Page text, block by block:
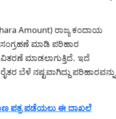
Amount) ರಾಜ್ಯ ಕಂದಾಯ
ಮಾಡಿ ಪರಿಹಾರ
ಮಾಡಲಾಗುತ್ತಿದೆ. ಇದೆ
ಬೆಳೆ ನಷ್ಟವಾಗಿದ್ದು ಪರಿಹಾರವನ್ನು
ಪತ್ರ ಪಡೆಯಲು ಈ ದಾಖಲೆ